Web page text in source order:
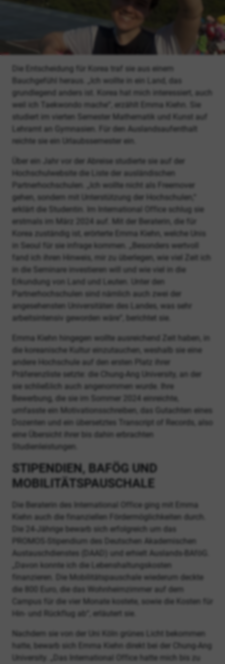
Die Entscheidung für Korea traf sie aus einem
Bauchgefühl heraus. „Ich wollte in ein Land, das
grundlegend anders ist. Korea hat mich interessiert, auch
weil ich Taekwondo mache“, erzählt Emma Kiehn. Sie
studiert im vierten Semester Mathematik und Kunst auf
Lehramt an Gymnasien. Für den Auslandsaufenthalt
reichte sie ein Urlaubssemester ein.
Über ein Jahr vor der Abreise studierte sie auf der
Hochschulwebsite die Liste der ausländischen
Partnerhochschulen. „Ich wollte nicht als Freemover
gehen, sondern mit Unterstützung der Hochschulen,“
erklärt die Studentin. Im International Office schlug sie
erstmals im März 2024 auf. Mit der Beraterin, die für
Korea zuständig ist, erörterte Emma Kiehn, welche Unis
in Seoul für sie infrage kommen. „Besonders wertvoll
fand ich ihren Hinweis, mir zu überlegen, wie viel Zeit ich
in die Seminare investieren will und wie viel in die
Erkundung von Land und Leuten. Unter den
Partnerhochschulen sind nämlich auch zwei der
angesehensten Universitäten des Landes, was sehr
arbeitsintensiv geworden wäre“, berichtet sie.
Emma Kiehn hingegen wollte ausreichend Zeit haben, in
die koreanische Kultur einzutauchen, weshalb sie eine
andere Hochschule auf den ersten Platz ihrer
Präferenzliste setzte: die Chung-Ang University, an der
sie schließlich auch angenommen wurde. Ihre
Bewerbung, die sie im Sommer 2024 einreichte,
umfasste ein Motivationsschreiben, das Gutachten eines
Dozenten und ein übersetztes Transcript of Records, also
eine Übersicht ihrer bis dahin erbrachten
Studienleistungen.
STIPENDIEN, BAFÖG UND
MOBILITÄTSPAUSCHALE
Die Beraterin des International Office ging mit Emma
Kiehn auch die finanziellen Fördermöglichkeiten durch.
Die 24-Jährige bewarb sich erfolgreich um das
PROMOS-Stipendium des Deutschen Akademischen
Austauschdienstes (DAAD) und erhielt Auslands-BAföG.
„Davon konnte ich die Lebenshaltungskosten
finanzieren. Die Mobilitätspauschale wiederum deckte
die 800 Euro, die das Wohnheimzimmer auf dem
Campus für die vier Monate kostete, sowie die Kosten für
Hin- und Rückflug ab“, erläutert sie.
Nachdem sie von der Uni Köln grünes Licht bekommen
hatte, bewarb sich Emma Kiehn direkt bei der Chung-Ang
University. „Das International Office hatte mich bis zu